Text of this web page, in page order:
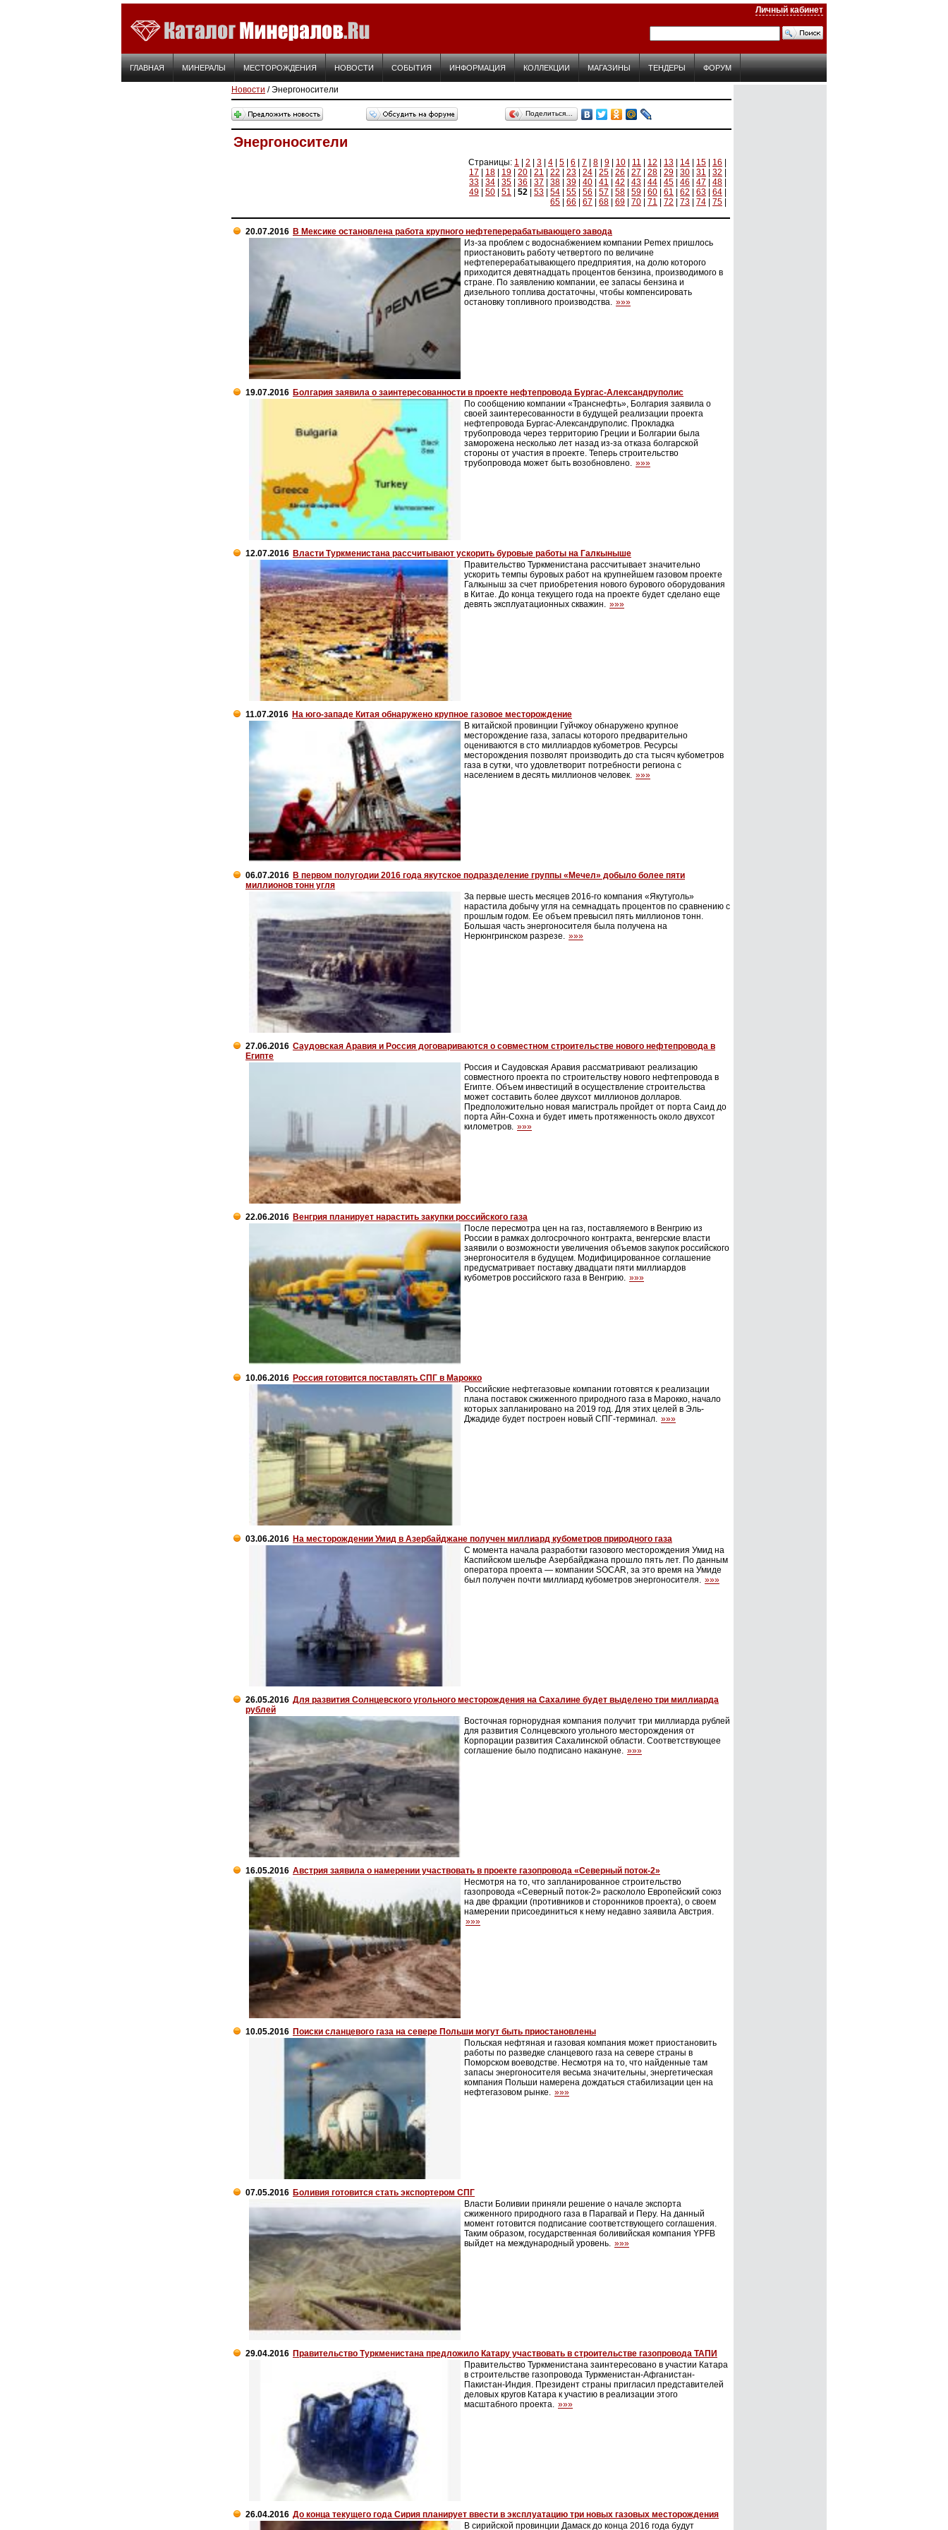
Личный кабинет
ГЛАВНАЯ МИНЕРАЛЫ МЕСТОРОЖДЕНИЯ НОВОСТИ СОБЫТИЯ ИНФОРМАЦИЯ КОЛЛЕКЦИИ МАГАЗИНЫ ТЕНДЕРЫ ФОРУМ
Новости / Энергоносители
Поделиться…
Энергоносители
Страницы: 1 2 3 4 5 6 7 8 9 10 11 12 13 14 15 16
17
18 19 20 21 22 23 24 25 26 27 28 29 30 31 32
33
34 35 36 37 38 39 40 41 42 43 44 45 46 47 48
49
50 51 52 53 54 55 56 57 58 59 60 61 62 63 64
65
66 67 68 69 70 71 72 73 74 75
20.07.2016 В Мексике остановлена работа крупного нефтеперерабатывающего завода
Из-за проблем с водоснабжением компании Pemex пришлось
приостановить работу четвертого по величине
нефтеперерабатывающего предприятия, на долю которого
приходится девятнадцать процентов бензина, производимого в
стране. По заявлению компании, ее запасы бензина и
дизельного топлива достаточны, чтобы компенсировать
остановку топливного производства. »»»
19.07.2016 Болгария заявила о заинтересованности в проекте нефтепровода Бургас-Александруполис
По сообщению компании «Транснефть», Болгария заявила о
своей заинтересованности в будущей реализации проекта
нефтепровода Бургас-Александруполис. Прокладка
трубопровода через территорию Греции и Болгарии была
заморожена несколько лет назад из-за отказа болгарской
стороны от участия в проекте. Теперь строительство
трубопровода может быть возобновлено. »»»
12.07.2016 Власти Туркменистана рассчитывают ускорить буровые работы на Галкыныше
Правительство Туркменистана рассчитывает значительно
ускорить темпы буровых работ на крупнейшем газовом проекте
Галкыныш за счет приобретения нового бурового оборудования
в Китае. До конца текущего года на проекте будет сделано еще
девять эксплуатационных скважин. »»»
11.07.2016 На юго-западе Китая обнаружено крупное газовое месторождение
В китайской провинции Гуйчжоу обнаружено крупное
месторождение газа, запасы которого предварительно
оцениваются в сто миллиардов кубометров. Ресурсы
месторождения позволят производить до ста тысяч кубометров
газа в сутки, что удовлетворит потребности региона с
населением в десять миллионов человек. »»»
06.07.2016 В первом полугодии 2016 года якутское подразделение группы «Мечел» добыло более пяти
миллионов тонн угля
За первые шесть месяцев 2016-го компания «Якутуголь»
нарастила добычу угля на семнадцать процентов по сравнению с
прошлым годом. Ее объем превысил пять миллионов тонн.
Большая часть энергоносителя была получена на
Нерюнгринском разрезе. »»»
27.06.2016 Саудовская Аравия и Россия договариваются о совместном строительстве нового нефтепровода в
Египте
Россия и Саудовская Аравия рассматривают реализацию
совместного проекта по строительству нового нефтепровода в
Египте. Объем инвестиций в осуществление строительства
может составить более двухсот миллионов долларов.
Предположительно новая магистраль пройдет от порта Саид до
порта Айн-Сохна и будет иметь протяженность около двухсот
километров. »»»
22.06.2016 Венгрия планирует нарастить закупки российского газа
После пересмотра цен на газ, поставляемого в Венгрию из
России в рамках долгосрочного контракта, венгерские власти
заявили о возможности увеличения объемов закупок российского
энергоносителя в будущем. Модифицированное соглашение
предусматривает поставку двадцати пяти миллиардов
кубометров российского газа в Венгрию. »»»
10.06.2016 Россия готовится поставлять СПГ в Марокко
Российские нефтегазовые компании готовятся к реализации
плана поставок сжиженного природного газа в Марокко, начало
которых запланировано на 2019 год. Для этих целей в Эль-
Джадиде будет построен новый СПГ-терминал. »»»
03.06.2016 На месторождении Умид в Азербайджане получен миллиард кубометров природного газа
С момента начала разработки газового месторождения Умид на
Каспийском шельфе Азербайджана прошло пять лет. По данным
оператора проекта — компании SOCAR, за это время на Умиде
был получен почти миллиард кубометров энергоносителя. »»»
26.05.2016 Для развития Солнцевского угольного месторождения на Сахалине будет выделено три миллиарда
рублей
Восточная горнорудная компания получит три миллиарда рублей
для развития Солнцевского угольного месторождения от
Корпорации развития Сахалинской области. Соответствующее
соглашение было подписано накануне. »»»
16.05.2016 Австрия заявила о намерении участвовать в проекте газопровода «Северный поток-2»
Несмотря на то, что запланированное строительство
газопровода «Северный поток-2» раскололо Европейский союз
на две фракции (противников и сторонников проекта), о своем
намерении присоединиться к нему недавно заявила Австрия.
»»»
10.05.2016 Поиски сланцевого газа на севере Польши могут быть приостановлены
Польская нефтяная и газовая компания может приостановить
работы по разведке сланцевого газа на севере страны в
Поморском воеводстве. Несмотря на то, что найденные там
запасы энергоносителя весьма значительны, энергетическая
компания Польши намерена дождаться стабилизации цен на
нефтегазовом рынке. »»»
07.05.2016 Боливия готовится стать экспортером СПГ
Власти Боливии приняли решение о начале экспорта
сжиженного природного газа в Парагвай и Перу. На данный
момент готовится подписание соответствующего соглашения.
Таким образом, государственная боливийская компания YPFB
выйдет на международный уровень. »»»
29.04.2016 Правительство Туркменистана предложило Катару участвовать в строительстве газопровода ТАПИ
Правительство Туркменистана заинтересовано в участии Катара
в строительстве газопровода Туркменистан-Афганистан-
Пакистан-Индия. Президент страны пригласил представителей
деловых кругов Катара к участию в реализации этого
масштабного проекта. »»»
26.04.2016 До конца текущего года Сирия планирует ввести в эксплуатацию три новых газовых месторождения
В сирийской провинции Дамаск до конца 2016 года будут